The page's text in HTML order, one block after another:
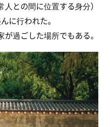
人との間に位置する身分）
に行われた。
過ごした場所でもある。